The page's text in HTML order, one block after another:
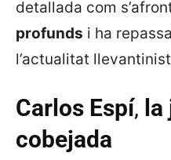
detallada com
profunds i ha
l’actualitat
Carlos Espí,
cobejada